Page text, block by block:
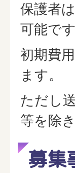
保護者
可能です
初期費
ます。
ただし
等を除
募集